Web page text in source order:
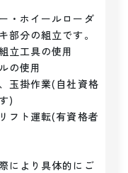
・ホイールローダ
部分の組立です。
立工具の使用
の使用
玉掛作業(自社資格
)
フト運転(有資格者
により具体的にご